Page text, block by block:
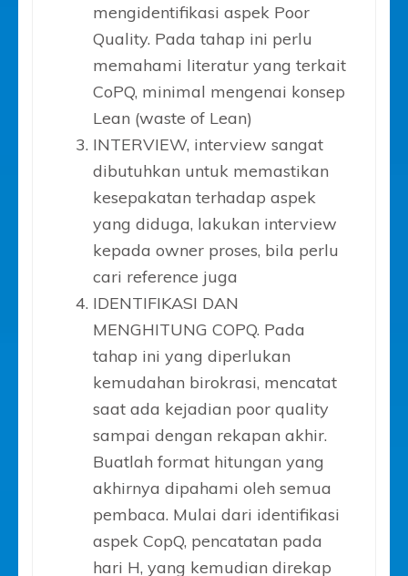
mengidentifikasi aspek Poor
Quality. Pada tahap ini perlu
memahami literatur yang terkait
CoPQ, minimal mengenai konsep
Lean (waste of Lean)
INTERVIEW, interview sangat
dibutuhkan untuk memastikan
kesepakatan terhadap aspek
yang diduga, lakukan interview
kepada owner proses, bila perlu
cari reference juga
IDENTIFIKASI DAN
MENGHITUNG COPQ. Pada
tahap ini yang diperlukan
kemudahan birokrasi, mencatat
saat ada kejadian poor quality
sampai dengan rekapan akhir.
Buatlah format hitungan yang
akhirnya dipahami oleh semua
pembaca. Mulai dari identifikasi
aspek CopQ, pencatatan pada
hari H, yang kemudian direkap